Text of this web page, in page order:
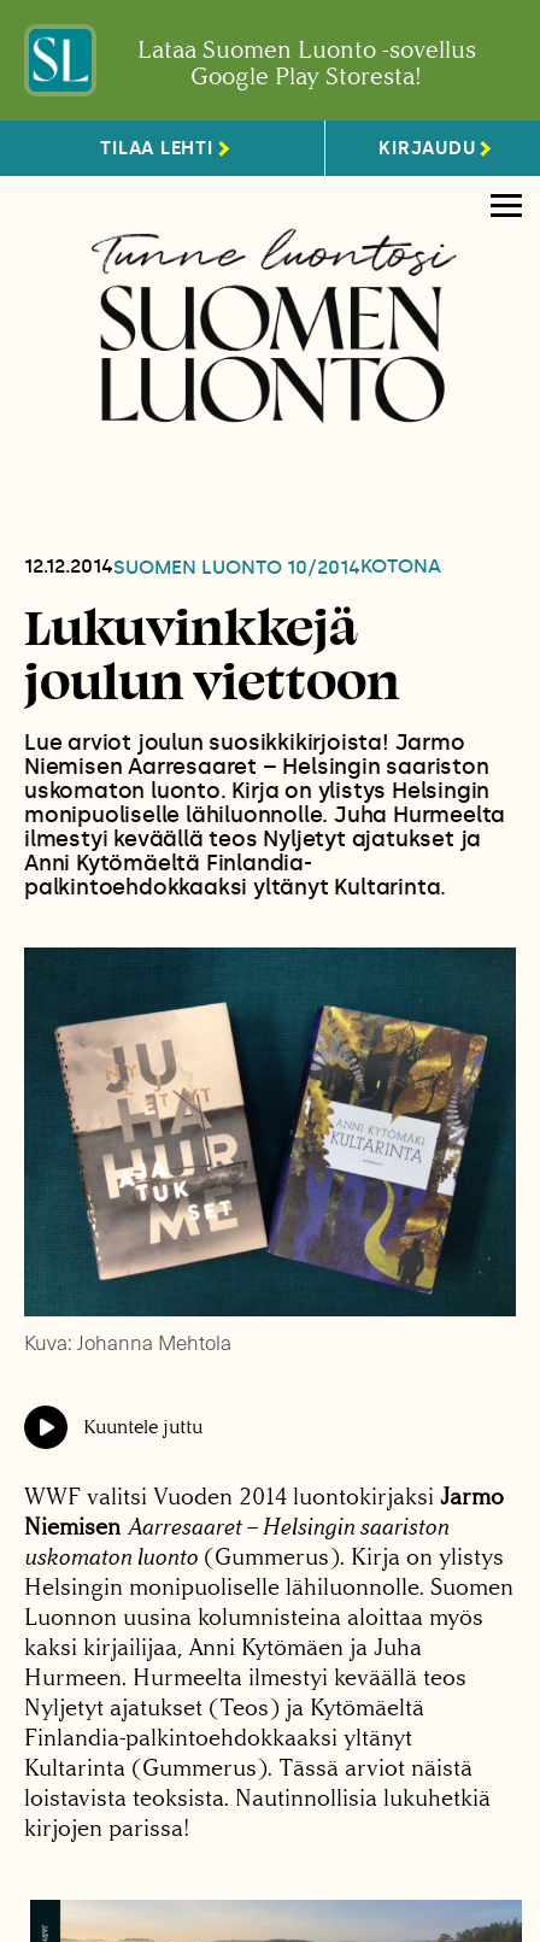
Lataa Suomen Luonto -sovellus
Google Play Storesta!
TILAA LEHTI KIRJAUDU
12.12.2014SUOMEN LUONTO 10/2014KOTONA
Lukuvinkkejä
joulun viettoon
Lue arviot joulun suosikkikirjoista! Jarmo
Niemisen Aarresaaret – Helsingin saariston
uskomaton luonto. Kirja on ylistys Helsingin
monipuoliselle lähiluonnolle. Juha Hurmeelta
ilmestyi keväällä teos Nyljetyt ajatukset ja
Anni Kytömäeltä Finlandia-
palkintoehdokkaaksi yltänyt Kultarinta.
Kuva: Johanna Mehtola
Kuuntele juttu
WWF valitsi Vuoden 2014 luontokirjaksi Jarmo
Niemisen Aarresaaret – Helsingin saariston
uskomaton luonto (Gummerus). Kirja on ylistys
Helsingin monipuoliselle lähiluonnolle. Suomen
Luonnon uusina kolumnisteina aloittaa myös
kaksi kirjailijaa, Anni Kytömäen ja Juha
Hurmeen. Hurmeelta ilmestyi keväällä teos
Nyljetyt ajatukset (Teos) ja Kytömäeltä
Finlandia-palkintoehdokkaaksi yltänyt
Kultarinta (Gummerus). Tässä arviot näistä
loistavista teoksista. Nautinnollisia lukuhetkiä
kirjojen parissa!